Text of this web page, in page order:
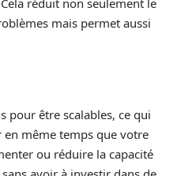
réduit non seulement le
mais permet aussi
pour être scalables, ce qui
en même temps que votre
ou réduire la capacité